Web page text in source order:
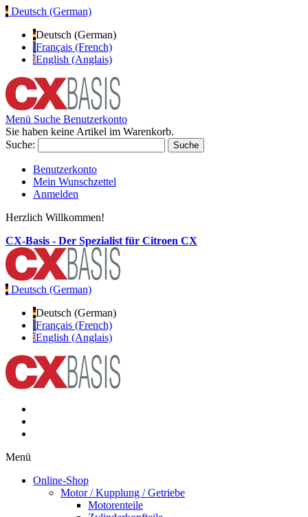
Deutsch (German)
Deutsch (German)
Français (French)
English (Anglais)
Menü Suche Benutzerkonto
Sie haben keine Artikel im Warenkorb.
Suche:
Suche
Benutzerkonto
Mein Wunschzettel
Anmelden
Herzlich Willkommen!
CX-Basis - Der Spezialist für Citroen CX
Deutsch (German)
Deutsch (German)
Français (French)
English (Anglais)
Menü
Online-Shop
Motor / Kupplung / Getriebe
Motorenteile